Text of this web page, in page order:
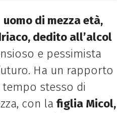
uomo di mezza età,
dedito all’alcol
e pessimista
Ha un rapporto
stesso di
con la figlia Micol,